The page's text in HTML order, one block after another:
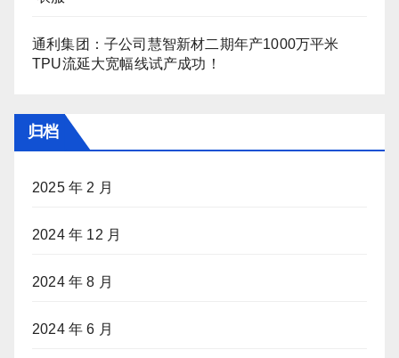
通利集团：子公司慧智新材二期年产1000万平米
TPU流延大宽幅线试产成功！
归档
2025 年 2 月
2024 年 12 月
2024 年 8 月
2024 年 6 月